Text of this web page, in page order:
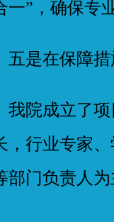
一”，确保专
在保障措
成立了项
，行业专家
部门负责人